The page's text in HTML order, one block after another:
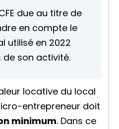
due au titre de
en compte le
utilisé en 2022
de son activité.
locative du local
entrepreneur doit
minimum. Dans ce